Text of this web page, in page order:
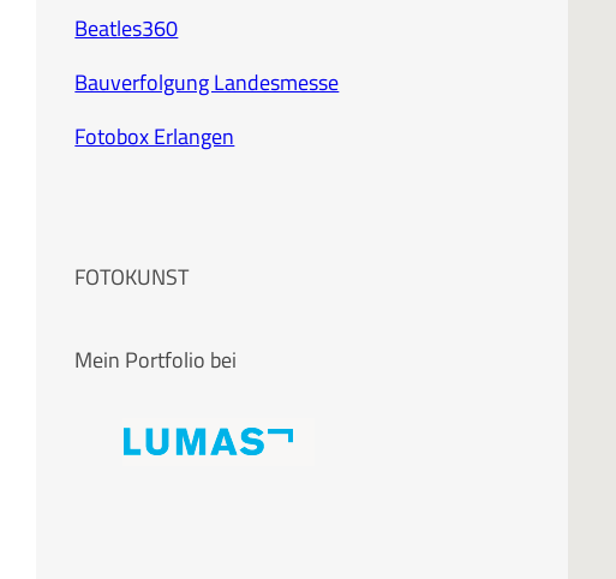
Beatles360
Bauverfolgung Landesmesse
Fotobox Erlangen
FOTOKUNST
Mein Portfolio bei